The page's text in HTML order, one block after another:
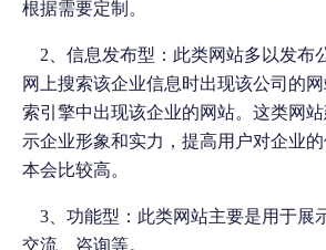
根据需要定制。
2 、信息发布型：此类网站多以发布
网上搜索该企业信息时出现该公司的
索引擎中出现该企业的网站。这类网
示企业形象和实力，提高用户对企业
本会比较高。
3 、功能型：此类网站主要是用于展
交流、咨询等。